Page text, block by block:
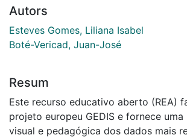
Autors
Esteves Gomes, Liliana Isabel
Boté-Vericad, Juan-José
Resum
Este recurso educativo aberto (REA)
projeto europeu GEDIS e fornece
visual e pedagógica dos dados mais